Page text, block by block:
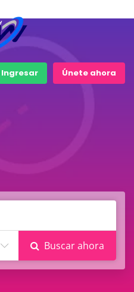
Ingresar Únete ahora
Buscar ahora